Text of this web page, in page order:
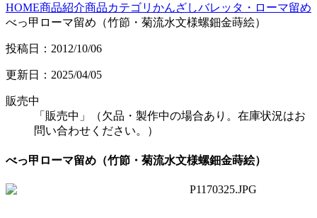
HOME商品紹介商品カテゴリ かんざしバレッタ・ローマ留め
べっ甲ローマ留め（竹節・菊流水文様螺鈿金蒔絵）
投稿日：2012/10/06
更新日：2025/04/05
販売中
「販売中」（欠品・製作中の場合あり。在庫状況はお
問い合わせください。）
べっ甲ローマ留め（竹節・菊流水文様螺鈿金蒔絵）